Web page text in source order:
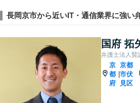
長岡京市から近いIT・通信業界に強い
国府 拓
弁護士法人賢
京
都
府
京都
市伏
見区